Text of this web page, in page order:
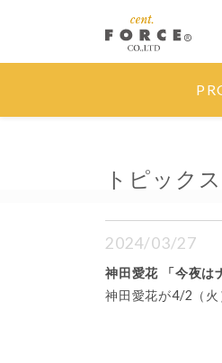
トピック
2024/03/27
神田愛花 「今夜は
神田愛花が4/2（火